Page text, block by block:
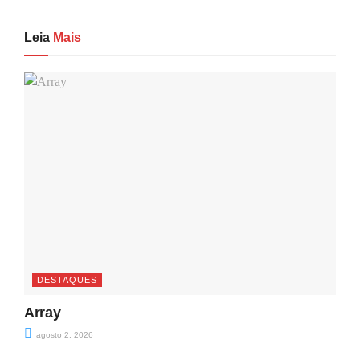
Leia Mais
DESTAQUES
Array
agosto 2, 2026